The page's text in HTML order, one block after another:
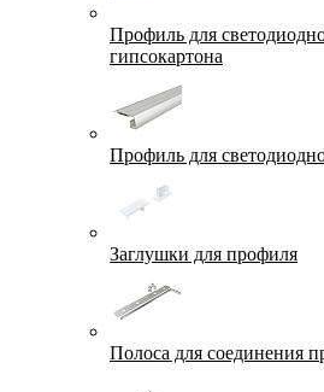
Профиль для
гипсокартона
Профиль для
Заглушки для профиля
Полоса для соединения